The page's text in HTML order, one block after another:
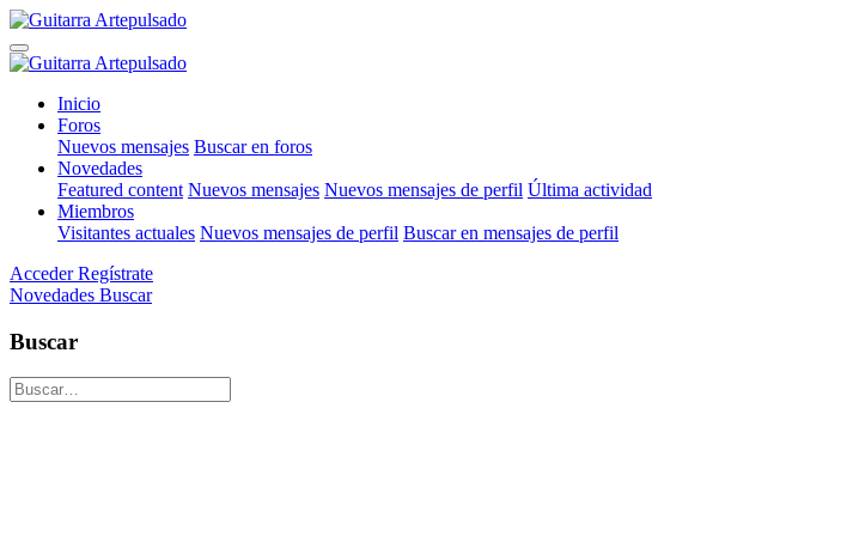
Inicio
Foros
Nuevos mensajes Buscar en foros
Novedades
Featured content Nuevos mensajes Nuevos mensajes de perfil Última actividad
Miembros
Visitantes actuales Nuevos mensajes de perfil Buscar en mensajes de perfil
Acceder Regístrate
Novedades Buscar
Buscar